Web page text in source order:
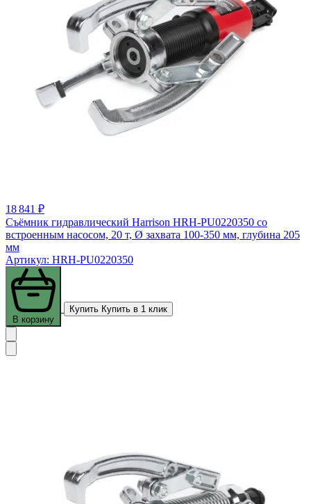
18 841 ₽
Съёмник гидравлический Harrison HRH-PU0220350 со
встроенным насосом, 20 т, Ø захвата 100-350 мм, глубина 205
мм
Артикул: HRH-PU0220350
В корзину
Купить Купить в 1 клик